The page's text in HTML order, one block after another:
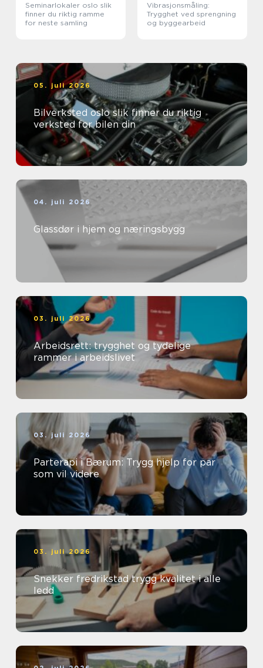
Seminarlokaler oslo slik
finner du riktig ramme
for neste samling
Vibrasjonsmåling:
Trygghet ved sprengning
og byggearbeid
05. juli 2026
Bilverksted oslo slik finner du riktig
verksted for bilen din
04. juli 2026
Glassdør i hjem og næringsbygg
03. juli 2026
Arbeidsrett: trygghet og tydelige
rammer i arbeidslivet
03. juli 2026
Parterapi i Bærum: Trygg hjelp for par
som vil videre
03. juli 2026
Snekker fredrikstad trygg kvalitet i alle
ledd